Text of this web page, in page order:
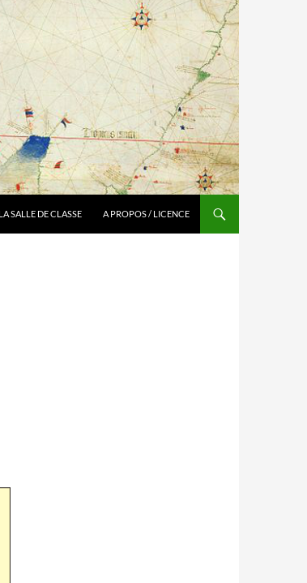
LA SALLE DE CLASSE A PROPOS / LICENCE